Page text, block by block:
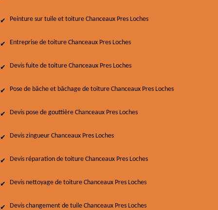
Peinture sur tuile et toiture Chanceaux Pres Loches
Entreprise de toiture Chanceaux Pres Loches
Devis fuite de toiture Chanceaux Pres Loches
Pose de bâche et bâchage de toiture Chanceaux Pres Loches
Devis pose de gouttière Chanceaux Pres Loches
Devis zingueur Chanceaux Pres Loches
Devis réparation de toiture Chanceaux Pres Loches
Devis nettoyage de toiture Chanceaux Pres Loches
Devis changement de tuile Chanceaux Pres Loches